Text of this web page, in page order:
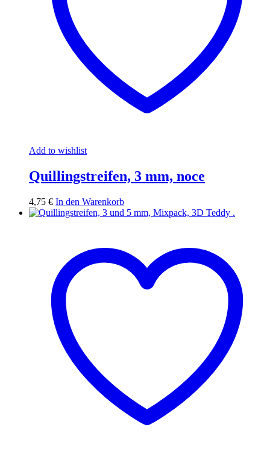
Add to wishlist
Quillingstreifen, 3 mm, noce
4,75 € In den Warenkorb